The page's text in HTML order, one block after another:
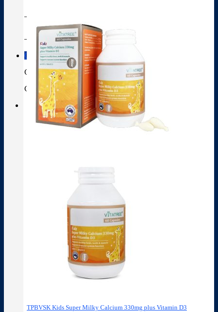
Thành phần thuốc
Giỏ hàng
Giỏ hàng
Chưa có sản phẩm trong giỏ hàng.
TPBVSK Kids Super Milky Calcium 330mg plus Vitamin D3